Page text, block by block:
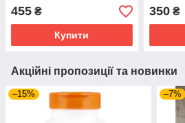
455 ₴
Купити
350₴
Акційні пропозиції та новинки
–15% –7%